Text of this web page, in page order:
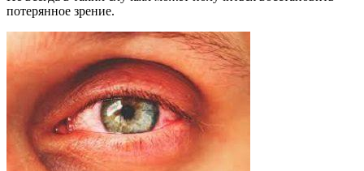
потерянное зрение.